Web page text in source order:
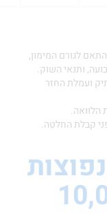
המימון,
השוק.